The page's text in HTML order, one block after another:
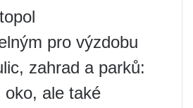
pro výzdobu
zahrad a parků:
oko, ale také